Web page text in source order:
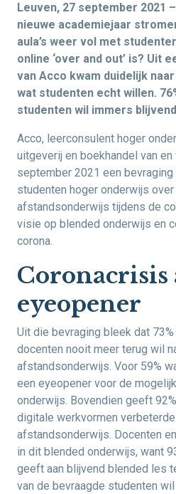
Leuven, 27 september 2021
nieuwe academiejaar
aula’s weer vol met
online ‘over and out’ is? Uit
van Acco kwam duidelijk
wat studenten echt willen.
studenten wil immers
Acco, leerconsulent hoger
uitgeverij en boekhandel van
september 2021 een
studenten hoger onderwijs
afstandsonderwijs tijdens de
visie op blended onderwijs en
corona.
Coronacrisis
eyeopener
Uit die bevraging bleek dat
docenten nooit meer terug wil
afstandsonderwijs. Voor 59%
een eyeopener voor de
onderwijs. Bovendien geeft
digitale werkvormen
afstandsonderwijs. Docenten
in dit blended onderwijs, want
geeft aan blijvend blended les
van de bevraagde studenten